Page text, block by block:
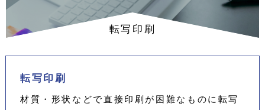
転写印刷
転写印刷
材質・形状などで直接印刷が困難なものに転写